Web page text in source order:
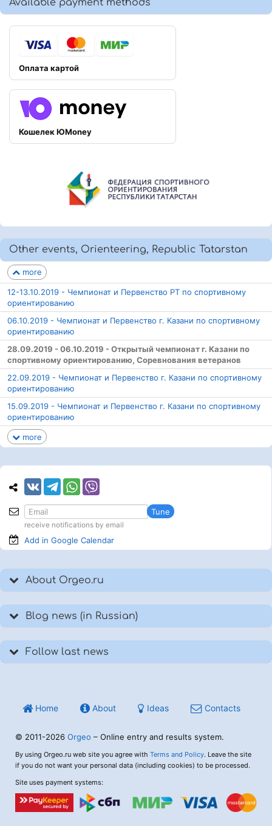
Available payment methods
Оплата картой
Кошелек ЮMoney
Other events, Orienteering, Republic Tatarstan
more
12-13.10.2019 - Чемпионат и Первенство РТ по спортивному
ориентированию
06.10.2019 - Чемпионат и Первенство г. Казани по спортивному
ориентированию
28.09.2019 - 06.10.2019 - Открытый чемпионат г. Казани по
спортивному ориентированию, Соревнования ветеранов
22.09.2019 - Чемпионат и Первенство г. Казани по спортивному
ориентированию
15.09.2019 - Чемпионат и Первенство г. Казани по спортивному
ориентированию
more
Tune
receive notifications by email
Add in Google Calendar
About Orgeo.ru
Blog news (in Russian)
Follow last news
Home About Ideas Contacts
© 2011-2026 Orgeo – Online entry and results system.
By using Orgeo.ru web site you agree with Terms and Policy. Leave the site
if you do not want your personal data (including cookies) to be processed.
Site uses payment systems: